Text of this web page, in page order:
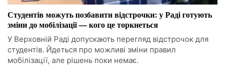
Студентів можуть позбавити відстрочки: у Раді готують
зміни до мобілізації — кого це торкнеться
У Верховній Раді допускають перегляд відстрочок для
студентів. Йдеться про можливі зміни правил
мобілізації, але рішень поки немає.